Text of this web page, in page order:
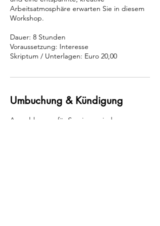
Arbeitsatmosphäre erwarten Sie in diesem
Workshop.
Dauer: 8 Stunden
Voraussetzung: Interesse
Skriptum / Unterlagen: Euro 20,00
Umbuchung & Kündigung
Anmeldungen für Seminare sind